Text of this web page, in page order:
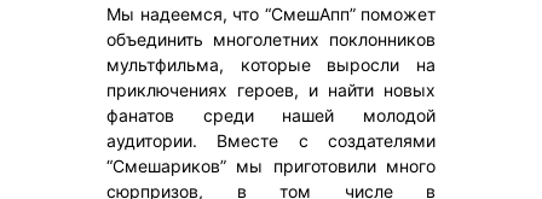
Мы надеемся, что “СмешАпп” поможет
объединить многолетних поклонников
мультфильма, которые выросли на
приключениях героев, и найти новых
фанатов среди нашей молодой
аудитории. Вместе с создателями
“Смешариков” мы приготовили много
сюрпризов, в том числе в